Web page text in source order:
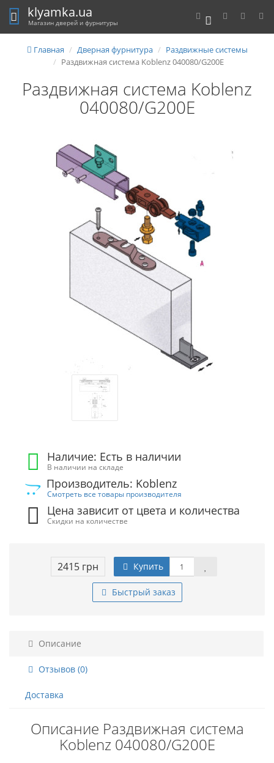
0
klyamka.ua
Магазин дверей и фурнитуры
Главная Дверная фурнитура
Раздвижные системы
Раздвижная система Koblenz 040080/G200E
Раздвижная система Koblenz
040080/G200E
Наличие: Есть в наличии
В наличии на складе
Производитель: Koblenz
Смотреть все товары производителя
Цена зависит от цвета и количества
Скидки на количестве
2415 грн Купить
Быстрый заказ
Описание
Отзывов (0)
Доставка
Описание Раздвижная система
Koblenz 040080/G200E